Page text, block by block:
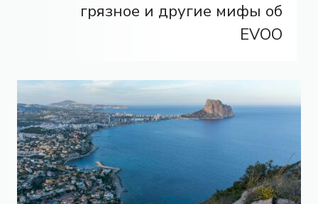
грязное и другие мифы об
EVOO